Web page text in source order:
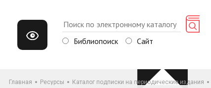
Библиопоиск Сайт
Главная Ресурсы Каталог подписки на периодические издания